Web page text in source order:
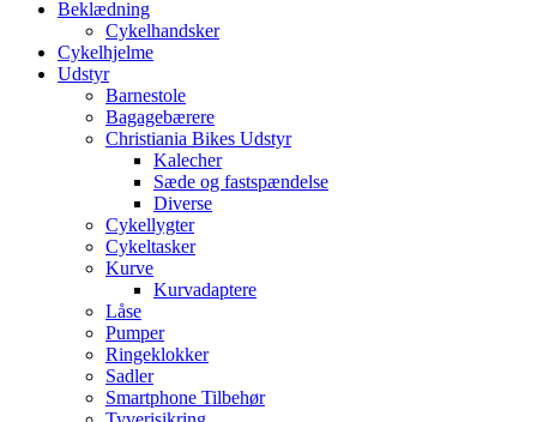
Beklædning
Cykelhandsker
Cykelhjelme
Udstyr
Barnestole
Bagagebærere
Christiania Bikes Udstyr
Kalecher
Sæde og fastspændelse
Diverse
Cykellygter
Cykeltasker
Kurve
Kurvadaptere
Låse
Pumper
Ringeklokker
Sadler
Smartphone Tilbehør